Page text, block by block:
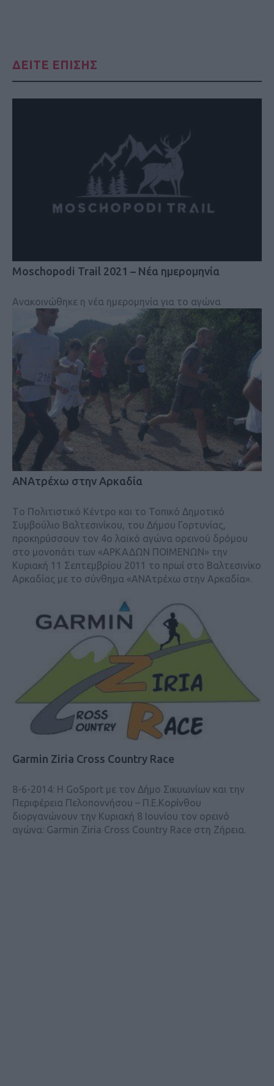
ΔΕΙΤΕ ΕΠΙΣΗΣ
Moschopodi Trail 2021 – Νέα ημερομηνία
Ανακοινώθηκε η νέα ημερομηνία για το αγώνα
ANAτρέχω στην Αρκαδία
Τo Πολιτιστικό Κέντρο και το Τοπικό Δημοτικό
Συμβούλιο Βαλτεσινίκου, του Δήμου Γορτυνίας,
προκηρύσσουν τον 4ο λαϊκό αγώνα ορεινού δρόμου
στο μονοπάτι των «ΑΡΚΑΔΩΝ ΠΟΙΜΕΝΩΝ» την
Κυριακή 11 Σεπτεμβρίου 2011 το πρωί στο Βαλτεσινίκο
Αρκαδίας με το σύνθημα «ANAτρέχω στην Αρκαδία».
Garmin Ziria Cross Country Race
8-6-2014: H GoSport με τον Δήμο Σικυωνίων και την
Περιφέρεια Πελοποννήσου – Π.Ε.Κορίνθου
διοργανώνουν την Κυριακή 8 Ιουνίου τον ορεινό
αγώνα: Garmin Ziria Cross Country Race στη Ζήρεια.